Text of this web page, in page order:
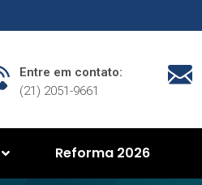
Entre em contato:
(21) 2051-9661
Reforma 2026